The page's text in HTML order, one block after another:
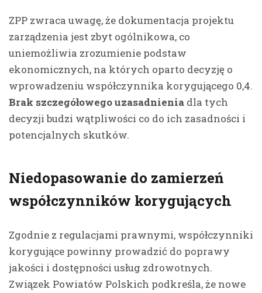
ZPP zwraca uwagę, że dokumentacja projektu
zarządzenia jest zbyt ogólnikowa, co
uniemożliwia zrozumienie podstaw
ekonomicznych, na których oparto decyzję o
wprowadzeniu współczynnika korygującego 0,4.
Brak szczegółowego uzasadnienia dla tych
decyzji budzi wątpliwości co do ich zasadności i
potencjalnych skutków.
Niedopasowanie do zamierzeń
współczynników korygujących
Zgodnie z regulacjami prawnymi, współczynniki
korygujące powinny prowadzić do poprawy
jakości i dostępności usług zdrowotnych.
Związek Powiatów Polskich podkreśla, że nowe